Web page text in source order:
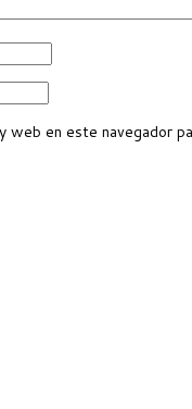
web en este navegador